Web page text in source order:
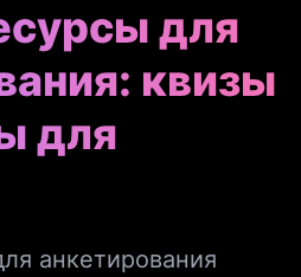
для
квизы
для
анкетирования